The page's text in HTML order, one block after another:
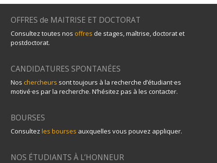
OFFRES de MAITRISE ET DOCTORAT
Consultez toutes nos offres de stages, maîtrise, doctorat et
postdoctorat.
CANDIDATURES SPONTANÉES
Noschercheurs sont toujours à la recherche d’étudiant·es
motivé·es par la recherche. N’hésitez pas à les contacter.
BOURSES
Consultezles bourses auxquelles vous pouvez appliquer.
NOS ÉTUDIANTS À L’HONNEUR